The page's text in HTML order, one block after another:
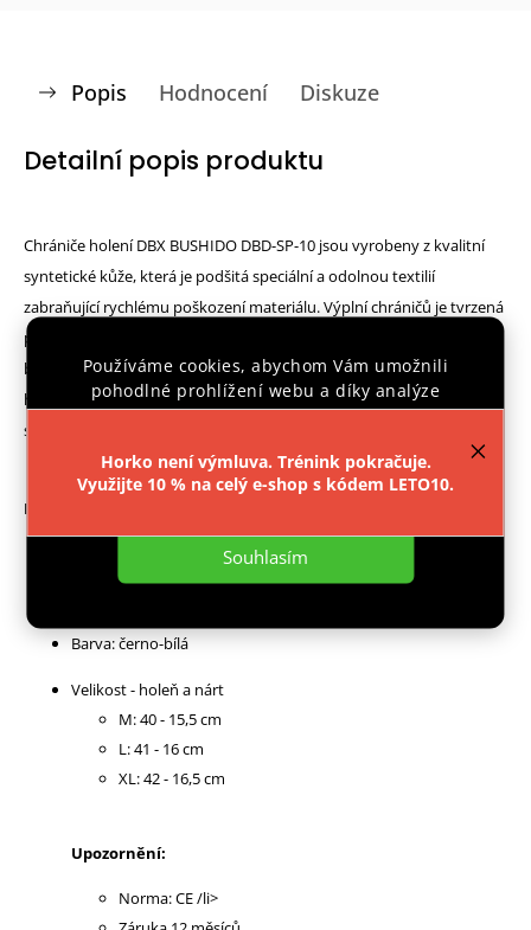
Používáme cookies, abychom Vám umožnili
pohodlné prohlížení webu a díky analýze
provozu webu neustále zlepšovali jeho funkce,
Nastavení
Souhlasím
Horko není výmluva. Trénink pokračuje.
Využijte 10 % na celý e-shop s kódem LETO10.
Popis Hodnocení Diskuze
Detailní popis produktu
Chrániče holení DBX BUSHIDO DBD-SP-10 jsou vyrobeny z kvalitní
syntetické kůže, která je podšitá speciální a odolnou textilií
zabraňující rychlému poškození materiálu. Výplní chráničů je tvrzená
pěna, která skvěle tlumí údery a zaručuje uživateli každodenní
bezproblémové využití. Chránič dokonale kopíruje přirozený tvar
holeně a nártu a navíc neomezuje v pohybu při nácviku technik a při
sparingu.
Parametry:
Materiál: syntetická kůže
Výplň chráničů:speciální PUR pěna
Barva: černo-bílá
Velikost - holeň a nárt
M: 40 - 15,5 cm
L: 41 - 16 cm
XL: 42 - 16,5 cm
Upozornění:
Norma: CE /li>